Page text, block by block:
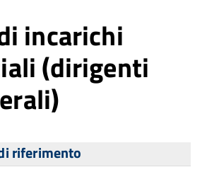
incarichi
(dirigenti
riferimento